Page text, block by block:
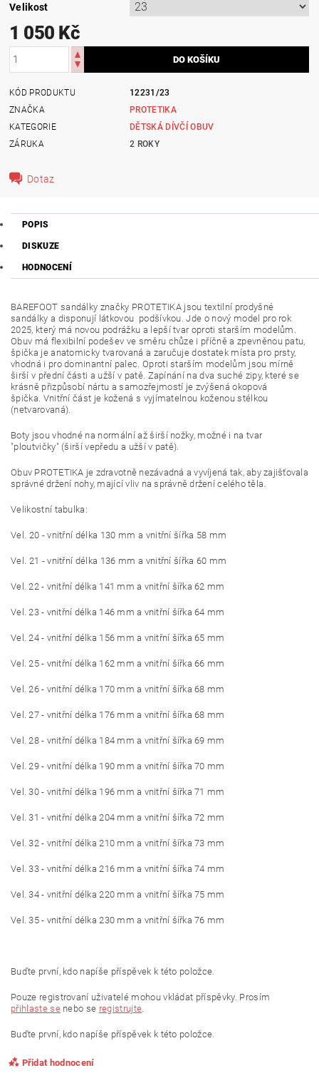
Velikost
1 050 Kč
KÓD PRODUKTU
12231/23
ZNAČKA
PROTETIKA
KATEGORIE
DĚTSKÁ DÍVČÍ OBUV
ZÁRUKA
2 ROKY
Dotaz
POPIS
DISKUZE
HODNOCENÍ
BAREFOOT sandálky značky PROTETIKA jsou textilní prodyšné
sandálky a disponují látkovou podšívkou. Jde o nový model pro rok
2025, který má novou podrážku a lepší tvar oproti starším modelům.
Obuv má flexibilní podešev ve směru chůze i příčně a zpevněnou patu,
špička je anatomicky tvarovaná a zaručuje dostatek místa pro prsty,
vhodná i pro dominantní palec. Oproti starším modelům jsou mírně
širší v přední části a užší v patě. Zapínání na dva suché zipy, které se
krásně přizpůsobí nártu a samozřejmostí je zvýšená okopová
špička. Vnitřní část je kožená s vyjímatelnou koženou stélkou
(netvarovaná).
Boty jsou vhodné na normální až širší nožky, možné i na tvar
"ploutvičky" (širší vepředu a užší v patě).
Obuv PROTETIKA je zdravotně nezávadná a vyvíjená tak, aby zajišťovala
správné držení nohy, mající vliv na správně držení celého těla.
Velikostní tabulka:
Vel. 20 - vnitřní délka 130 mm a vnitřní šířka 58 mm
Vel. 21 - vnitřní délka 136 mm a vnitřní šířka 60 mm
Vel. 22 - vnitřní délka 141 mm a vnitřní šířka 62 mm
Vel. 23 - vnitřní délka 146 mm a vnitřní šířka 64 mm
Vel. 24 - vnitřní délka 156 mm a vnitřní šířka 65 mm
Vel. 25 - vnitřní délka 162 mm a vnitřní šířka 66 mm
Vel. 26 - vnitřní délka 170 mm a vnitřní šířka 68 mm
Vel. 27 - vnitřní délka 176 mm a vnitřní šířka 68 mm
Vel. 28 - vnitřní délka 184 mm a vnitřní šířka 69 mm
Vel. 29 - vnitřní délka 190 mm a vnitřní šířka 70 mm
Vel. 30 - vnitřní délka 196 mm a vnitřní šířka 71 mm
Vel. 31 - vnitřní délka 204 mm a vnitřní šířka 72 mm
Vel. 32 - vnitřní délka 210 mm a vnitřní šířka 73 mm
Vel. 33 - vnitřní délka 216 mm a vnitřní šířka 74 mm
Vel. 34 - vnitřní délka 220 mm a vnitřní šířka 75 mm
Vel. 35 - vnitřní délka 230 mm a vnitřní šířka 76 mm
Buďte první, kdo napíše příspěvek k této položce.
Pouze registrovaní uživatelé mohou vkládat příspěvky. Prosím
přihlaste senebo se registrujte.
Buďte první, kdo napíše příspěvek k této položce.
Přidat hodnocení